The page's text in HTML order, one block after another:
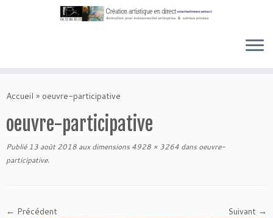
toAccueil » oeuvre-participative
oeuvre-participative
Publié 13 août 2018 aux dimensions 4928 × 3264 dans oeuvre-
participative.
← Précédent Suivant →